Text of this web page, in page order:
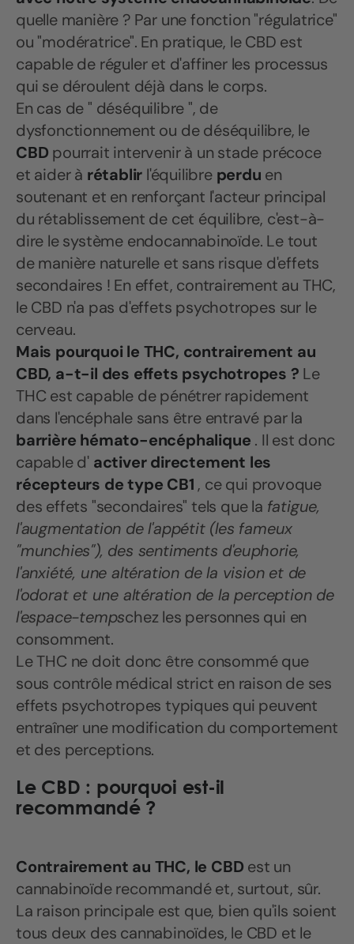
quelle manière ? Par une fonction "régulatrice"
ou "modératrice". En pratique, le CBD est
capable de réguler et d'affiner les processus
qui se déroulent déjà dans le corps.
En cas de " déséquilibre ", de
dysfonctionnement ou de déséquilibre, le
CBD pourrait intervenir à un stade précoce
et aider à rétablir l'équilibre perdu en
soutenant et en renforçant l'acteur principal
du rétablissement de cet équilibre, c'est-à-
dire le système endocannabinoïde. Le tout
de manière naturelle et sans risque d'effets
secondaires ! En effet, contrairement au THC,
le CBD n'a pas d'effets psychotropes sur le
cerveau.
Mais pourquoi le THC, contrairement au
CBD, a-t-il des effets psychotropes ? Le
THC est capable de pénétrer rapidement
dans l'encéphale sans être entravé par la
barrière hémato-encéphalique . Il est donc
capable d' activer directement les
récepteurs de type CB1 , ce qui provoque
des effets "secondaires" tels que la fatigue,
l'augmentation de l'appétit (les fameux
"munchies"), des sentiments d'euphorie,
l'anxiété, une altération de la vision et de
l'odorat et une altération de la perception de
l'espace-tempschez les personnes qui en
consomment.
Le THC ne doit donc être consommé que
sous contrôle médical strict en raison de ses
effets psychotropes typiques qui peuvent
entraîner une modification du comportement
et des perceptions.
Le CBD : pourquoi est-il
recommandé ?
Contrairement au THC, le CBD est un
cannabinoïde recommandé et, surtout, sûr.
La raison principale est que, bien qu'ils soient
tous deux des cannabinoïdes, le CBD et le